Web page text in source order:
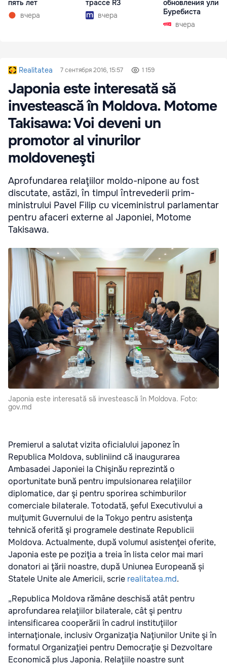
пять лет
вчера
трассе R3
вчера
обновления
Буребиста
вчера
Realitatea 7 сентября 2016, 15:57 1 159
Japonia este interesată să
investească în Moldova. Motome
Takisawa: Voi deveni un
promotor al vinurilor
moldoveneşti
Aprofundarea relaţiilor moldo-nipone au fost
discutate, astăzi, în timpul întrevederii prim-
ministrului Pavel Filip cu viceministrul parlamentar
pentru afaceri externe al Japoniei, Motome
Takisawa.
Japonia este interesată să investească în Moldova. Foto:
gov.md
Premierul a salutat vizita oficialului japonez în
Republica Moldova, subliniind că inaugurarea
Ambasadei Japoniei la Chişinău reprezintă o
oportunitate bună pentru impulsionarea relaţiilor
diplomatice, dar şi pentru sporirea schimburilor
comerciale bilaterale. Totodată, şeful Executivului a
mulţumit Guvernului de la Tokyo pentru asistenţa
tehnică oferită şi programele destinate Republicii
Moldova. Actualmente, după volumul asistenţei oferite,
Japonia este pe poziţia a treia în lista celor mai mari
donatori ai ţării noastre, după Uniunea Europeană și
Statele Unite ale Americii, scrie realitatea.md.
„Republica Moldova rămâne deschisă atât pentru
aprofundarea relaţiilor bilaterale, cât şi pentru
intensificarea cooperării în cadrul instituţiilor
internaţionale, inclusiv Organizaţia Naţiunilor Unite şi în
formatul Organizaţiei pentru Democraţie şi Dezvoltare
Economică plus Japonia. Relaţiile noastre sunt